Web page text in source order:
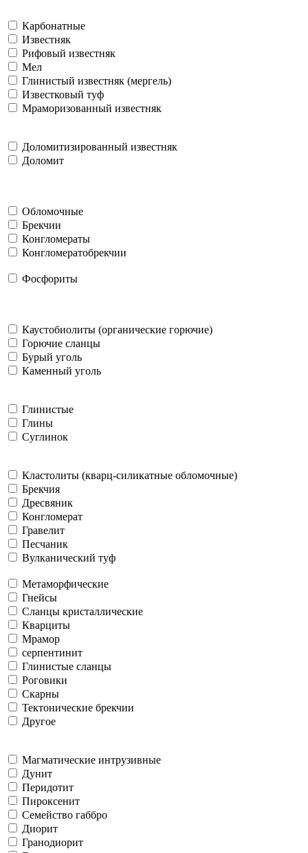
Карбонатные
Известняк
Рифовый известняк
Мел
Глинистый известняк (мергель)
Известковый туф
Мраморизованный известняк
Доломитизированный известняк
Доломит
Обломочные
Брекчии
Конгломераты
Конгломератобрекчии
Фосфориты
Каустобиолиты (органические горючие)
Горючие сланцы
Бурый уголь
Каменный уголь
Глинистые
Глины
Суглинок
Кластолиты (кварц-силикатные обломочные)
Брекчия
Дресвяник
Конгломерат
Гравелит
Песчаник
Вулканический туф
Метаморфические
Гнейсы
Сланцы кристаллические
Кварциты
Мрамор
серпентинит
Глинистые сланцы
Роговики
Скарны
Тектонические брекчии
Другое
Магматические интрузивные
Дунит
Перидотит
Пироксенит
Семейство габбро
Диорит
Гранодиорит